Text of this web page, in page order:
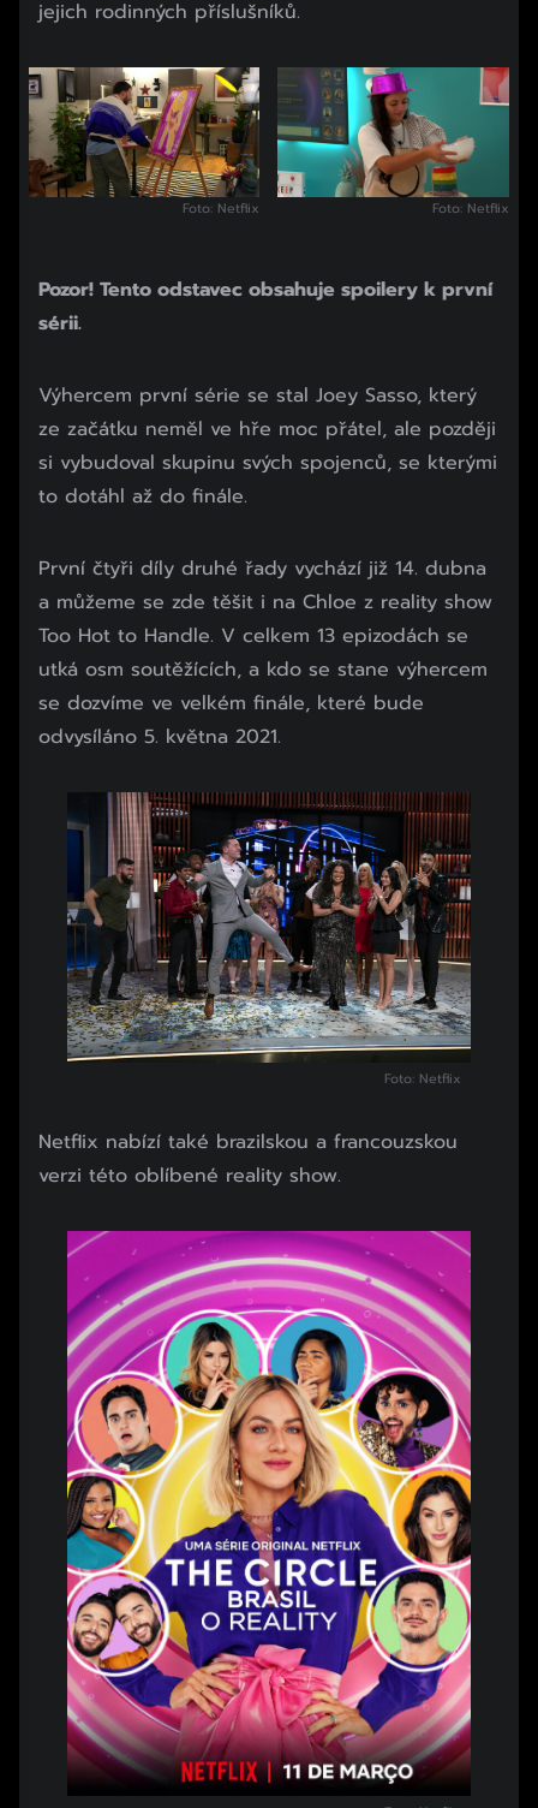
jejich rodinných příslušníků.
Foto: Netflix Foto: Netflix
Pozor! Tento odstavec obsahuje spoilery k první
sérii.
Výhercem první série se stal Joey Sasso, který
ze začátku neměl ve hře moc přátel, ale později
si vybudoval skupinu svých spojenců, se kterými
to dotáhl až do finále.
První čtyři díly druhé řady vychází již 14. dubna
a můžeme se zde těšit i na Chloe z reality show
Too Hot to Handle. V celkem 13 epizodách se
utká osm soutěžících, a kdo se stane výhercem
se dozvíme ve velkém finále, které bude
odvysíláno 5. května 2021.
Foto: Netflix
Netflix nabízí také brazilskou a francouzskou
verzi této oblíbené reality show.